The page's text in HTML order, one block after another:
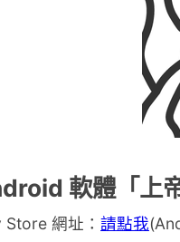
軟體「上
Store 網址： 請點我